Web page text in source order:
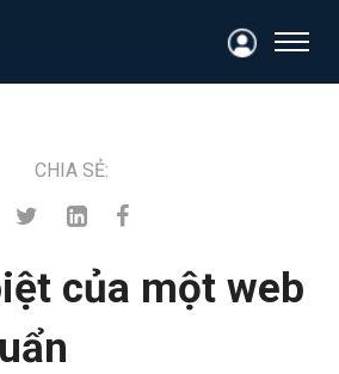
CHIA SẺ:
của một web